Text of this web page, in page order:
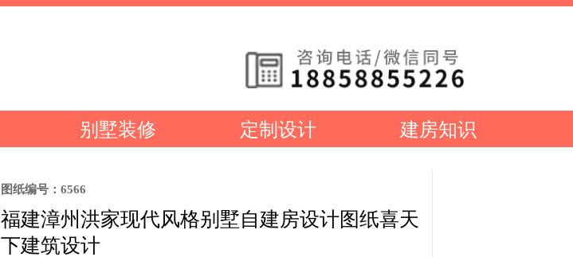
咨询电话/微信同号
18858855226
别墅装修 定制设计 建房知识
图纸编号：6566
福建漳州洪家现代风格别墅自建房设计图纸喜天
下建筑设计